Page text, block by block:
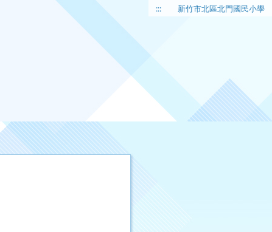
::: 新竹市北區北門國民小學